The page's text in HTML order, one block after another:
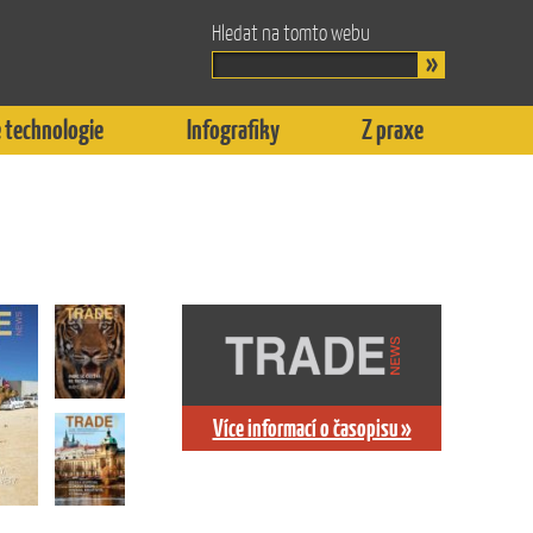
Hledat na tomto webu
technologie Infografiky Z praxe
Více informací o časopisu »